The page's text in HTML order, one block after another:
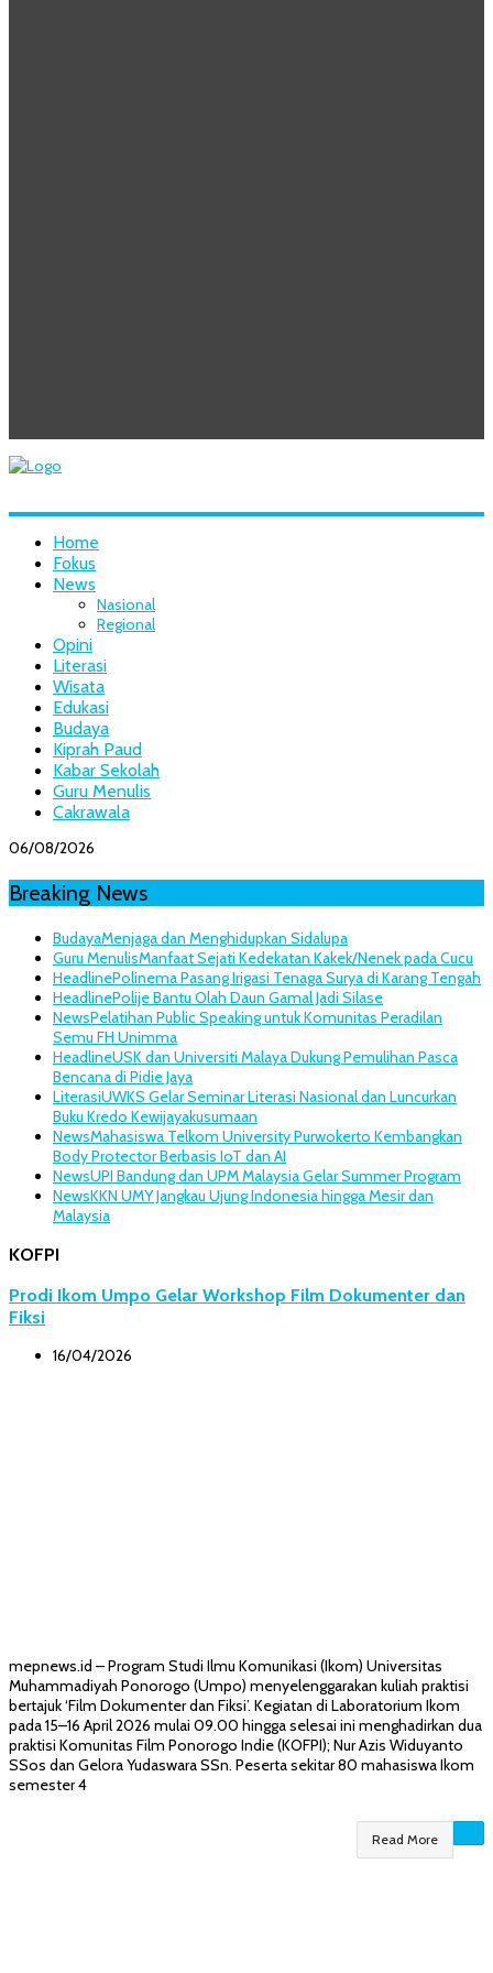
Home
Fokus
News
Nasional
Regional
Opini
Literasi
Wisata
Edukasi
Budaya
Kiprah Paud
Kabar Sekolah
Guru Menulis
Cakrawala
06/08/2026
Breaking News
BudayaMenjaga dan Menghidupkan Sidalupa
Guru MenulisManfaat Sejati Kedekatan Kakek/Nenek pada Cucu
HeadlinePolinema Pasang Irigasi Tenaga Surya di Karang Tengah
HeadlinePolije Bantu Olah Daun Gamal Jadi Silase
NewsPelatihan Public Speaking untuk Komunitas Peradilan
Semu FH Unimma
HeadlineUSK dan Universiti Malaya Dukung Pemulihan Pasca
Bencana di Pidie Jaya
LiterasiUWKS Gelar Seminar Literasi Nasional dan Luncurkan
Buku Kredo Kewijayakusumaan
NewsMahasiswa Telkom University Purwokerto Kembangkan
Body Protector Berbasis IoT dan AI
NewsUPI Bandung dan UPM Malaysia Gelar Summer Program
NewsKKN UMY Jangkau Ujung Indonesia hingga Mesir dan
Malaysia
KOFPI
Prodi Ikom Umpo Gelar Workshop Film Dokumenter dan
Fiksi
16/04/2026
mepnews.id – Program Studi Ilmu Komunikasi (Ikom) Universitas
Muhammadiyah Ponorogo (Umpo) menyelenggarakan kuliah praktisi
bertajuk ‘Film Dokumenter dan Fiksi’. Kegiatan di Laboratorium Ikom
pada 15–16 April 2026 mulai 09.00 hingga selesai ini menghadirkan dua
praktisi Komunitas Film Ponorogo Indie (KOFPI); Nur Azis Widuyanto
SSos dan Gelora Yudaswara SSn. Peserta sekitar 80 mahasiswa Ikom
semester 4
Read More